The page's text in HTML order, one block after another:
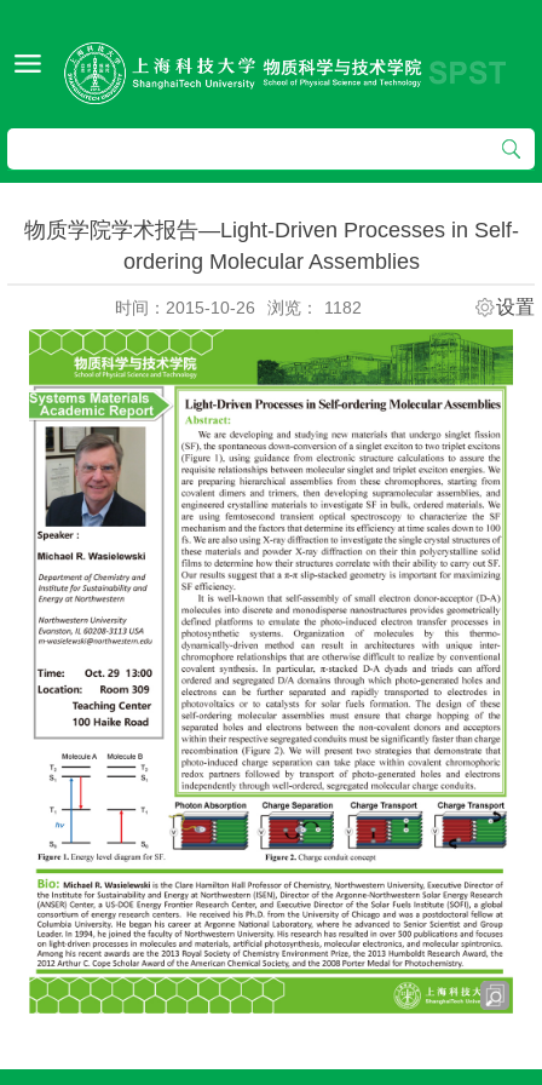
物质学院学术报告—Light-Driven Processes in Self-
ordering Molecular Assemblies
时间：2015-10-26 浏览： 1182 设置